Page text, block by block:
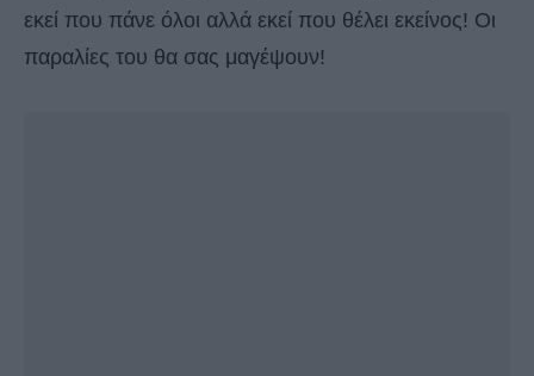
εκεί που πάνε όλοι αλλά εκεί που θέλει εκείνος! Οι
παραλίες του θα σας μαγέψουν!